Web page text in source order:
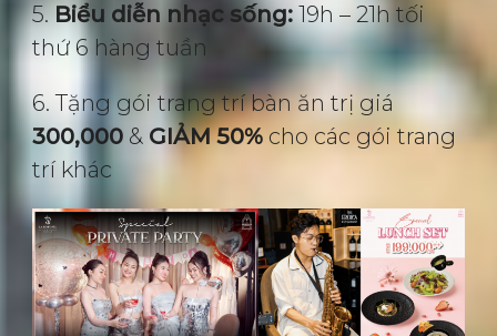
5.Biểu diễn nhạc sống:19h – 21h tối
thứ 6 hàng tuần
6. Tặng gói trang trí bàn ăn trị giá
300,000 & GIẢM 50% cho các gói trang
trí khác